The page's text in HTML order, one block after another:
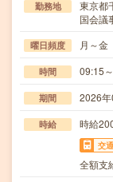
勤務地
東京都
国会議
曜日頻度 月～金
時間 09:15
期間 2026
時給 時給
交
全額支